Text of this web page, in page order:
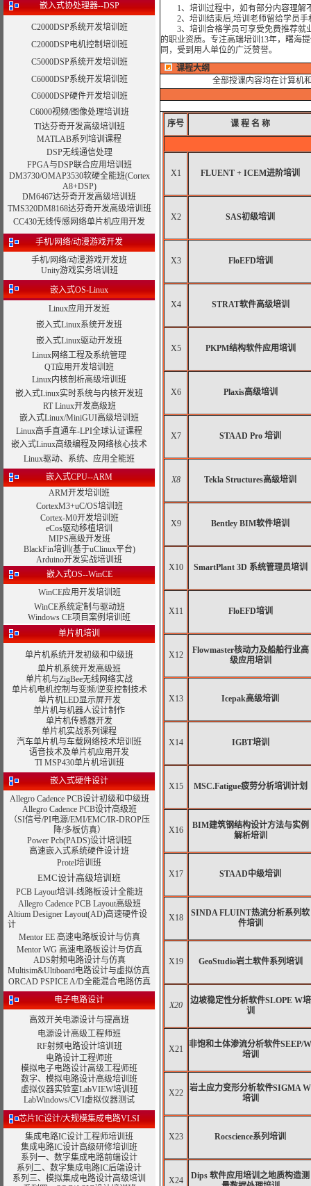
嵌入式协处理器--DSP
C2000DSP系统开发培训班
C2000DSP电机控制培训班
C5000DSP系统开发培训班
C6000DSP系统开发培训班
C6000DSP硬件开发培训班
C6000视频/图像处理培训班
TI达芬奇开发高级培训班
MATLAB系列培训课程
DSP无线通信处理
FPGA与DSP联合应用培训班
DM3730/OMAP3530软硬全能班(Cortex
A8+DSP)
DM6467达芬奇开发高级培训班
TMS320DM8168达芬奇开发高级培训班
CC430无线传感网络单片机应用开发
手机/网络/动漫游戏开发
手机/网络/动漫游戏开发班
Unity游戏实务培训班
嵌入式OS-Linux
Linux应用开发班
嵌入式Linux系统开发班
嵌入式Linux驱动开发班
Linux网络工程及系统管理
QT应用开发培训班
Linux内核剖析高级培训班
嵌入式Linux实时系统与内核开发班
RT Linux开发高级班
嵌入式Linux/MiniGUI高级培训班
Linux高手直通车-LPI全球认证课程
嵌入式Linux高级编程及网络核心技术
Linux驱动、系统、应用全能班
嵌入式CPU--ARM
ARM开发培训班
CortexM3+uC/OS培训班
Cortex-M0开发培训班
eCos驱动移植培训
MIPS高级开发班
BlackFin培训(基于uClinux平台)
Arduino开发实战培训班
嵌入式OS--WinCE
WinCE应用开发培训班
WinCE系统定制与驱动班
Windows CE项目案例培训班
单片机培训
单片机系统开发初级和中级班
单片机系统开发高级班
单片机与ZigBee无线网络实战
单片机电机控制与变频/逆变控制技术
单片机LED显示屏开发
单片机与机器人设计制作
单片机传感器开发
单片机实战系列课程
汽车单片机与车载网络技术培训班
语音技术及单片机应用开发
TI MSP430单片机培训班
嵌入式硬件设计
Allegro Cadence PCB设计初级和中级班
Allegro Cadence PCB设计高级班
（SI信号/PI电源/EMI/EMC/IR-DROP压
降/多板仿真）
Power Pcb(PADS)设计培训班
高速嵌入式系统硬件设计班
Protel培训班
EMC设计高级培训班
PCB Layout培训-线路板设计全能班
Allegro Cadence PCB Layout高级班
Altium Designer Layout(AD)高速硬件设
计
Mentor EE 高速电路板设计与仿真
Mentor WG 高速电路板设计与仿真
ADS射频电路设计与仿真
Multisim&Ultiboard电路设计与虚拟仿真
ORCAD PSPICE A/D全能混合电路仿真
电子电路设计
高效开关电源设计与提高班
电源设计高级工程师班
RF射频电路设计培训班
电路设计工程师班
模拟电子电路设计高级工程师班
数字、模拟电路设计高级培训班
虚拟仪器实验室LabVIEW培训班
LabWindows/CVI虚拟仪器测试
芯片IC设计/大规模集成电路VLSI
集成电路IC设计工程师培训班
集成电路IC设计高级研修培训班
系列一、数字集成电路前端设计
系列二、数字集成电路IC后端设计
系列三、模拟集成电路设计高级培训
1、培训过程中，如有部分内容理解
2、培训结束后,培训老师留给学员手
3、培训合格学员可享受免费推荐就
的职业资质。专注高端培训13年，曙海
同，受到用人单位的广泛赞誉。
课程大纲
全部授课内容均在计算机
序号 课 程 名 称
X1 FLUENT + ICEM进阶培训
X2 SAS初级培训
X3 FloEFD培训
X4 STRAT软件高级培训
X5 PKPM结构软件应用培训
X6 Plaxis高级培训
X7 STAAD Pro 培训
X8 Tekla Structures高级培训
X9 Bentley BIM软件培训
X10 SmartPlant 3D 系统管理员培训
X11 FloEFD培训
X12
Flowmaster核动力及船舶行业高
级应用培训
X13 Icepak高级培训
X14 IGBT培训
X15 MSC.Fatigue疲劳分析培训计划
X16
BIM建筑钢结构设计方法与实例
解析培训
X17 STAAD中级培训
X18
SINDA FLUINT热流分析系列软
件培训
X19 GeoStudio岩土软件系列培训
X20
边坡稳定性分析软件SLOPE W培
训
X21
非饱和土体渗流分析软件SEEP/W
培训
X22
岩土应力变形分析软件SIGMA W
培训
X23 Rocscience系列培训
X24
Dips 软件应用培训之地质构造测